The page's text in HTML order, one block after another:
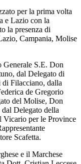
per la prima volta
e Lazio con la
la presenza di
Campania, Molise
Generale S.E. Don
dal Delegato di
di Filacciano, dalla
de Gregorio
del Molise, Don
Delegato della
Vicario per le Province
Scafetta.
e il Marchese